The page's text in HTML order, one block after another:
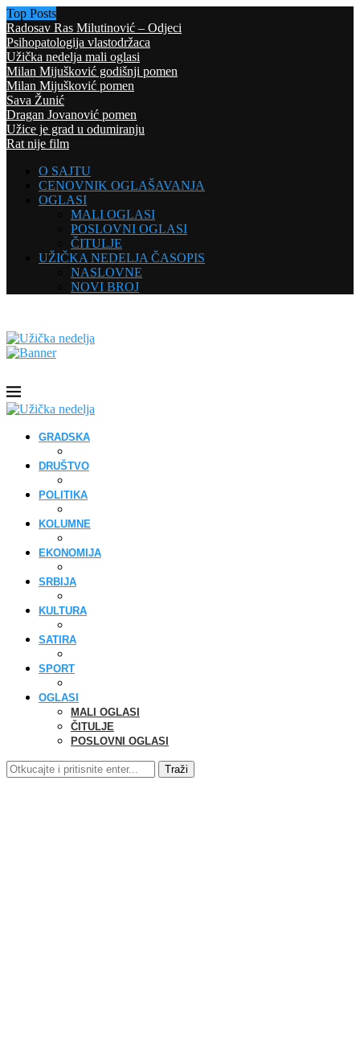
Top Posts
Radosav Ras Milutinović – Odjeci
Psihopatologija vlastodržaca
Užička nedelja mali oglasi
Milan Mijušković godišnji pomen
Milan Mijušković pomen
Sava Žunić
Dragan Jovanović pomen
Užice je grad u odumiranju
Rat nije film
O SAJTU
CENOVNIK OGLAŠAVANJA
OGLASI
MALI OGLASI
POSLOVNI OGLASI
ČITULJE
UŽIČKA NEDELJA ČASOPIS
NASLOVNE
NOVI BROJ
GRADSKA
DRUŠTVO
POLITIKA
KOLUMNE
EKONOMIJA
SRBIJA
KULTURA
SATIRA
SPORT
OGLASI
MALI OGLASI
ČITULJE
POSLOVNI OGLASI
Traži